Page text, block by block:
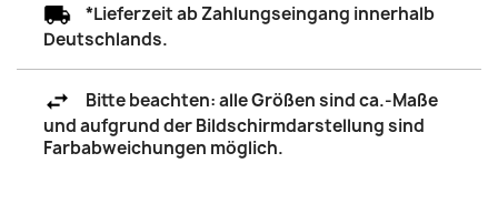
*Lieferzeit ab Zahlungseingang innerhalb
Deutschlands.
Bitte beachten: alle Größen sind ca.-Maße
und aufgrund der Bildschirmdarstellung sind
Farbabweichungen möglich.